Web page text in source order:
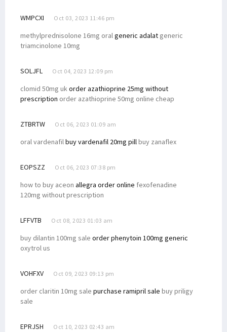
WMPCXI Oct 03, 2023 11:46 pm
methylprednisolone 16mg oralgeneric adalat generic
triamcinolone 10mg
SOLJFL Oct 04, 2023 12:09 pm
clomid 50mg ukorder azathioprine 25mg without
prescription order azathioprine 50mg online cheap
ZTBRTW Oct 06, 2023 01:09 am
oral vardenafilbuy vardenafil 20mg pillbuy zanaflex
EOPSZZ Oct 06, 2023 07:38 pm
how to buy aceon allegra order online fexofenadine
120mg without prescription
LFFVTB Oct 08, 2023 01:03 am
buy dilantin 100mg sale order phenytoin 100mg generic
oxytrol us
VOHFXV Oct 09, 2023 09:13 pm
order claritin 10mg sale purchase ramipril sale buy priligy
sale
EPRJSH Oct 10, 2023 02:43 am